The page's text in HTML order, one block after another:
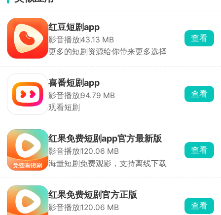
红豆短剧app
影音播放43.13 MB
更多的短剧资源给你带来更多选择
查看
喜番短剧app
影音播放94.79 MB
观看短剧
查看
红果免费短剧app官方最新版
影音播放120.06 MB
海量短剧免费观影，支持离线下载
查看
红果免费短剧官方正版
影音播放120.06 MB
查看